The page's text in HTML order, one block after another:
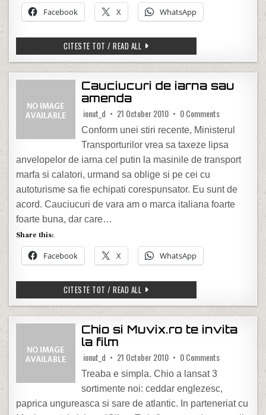
Facebook X WhatsApp
CITESTE TOT / READ ALL RECICLAREA “PE ROMANESTE”
Cauciucuri de iarna sau
amenda
ionut_d 21 October 2010 0 Commentson Cauciucuri
Conform unei stiri recente, Ministerul
Transporturilor vrea sa taxeze lipsa
anvelopelor de iarna cel putin la masinile de transport
marfa si calatori, urmand sa oblige si pe cei cu
autoturisme sa fie echipati corespunsator. Eu sunt de
acord. Cauciucuri de vara am o marca italiana foarte
foarte buna, dar care…
Share this:
Facebook X WhatsApp
CITESTE TOT / READ ALL CAUCIUCURI DE IARNA SAU AMENDA
Chio si Muvix.ro te invita
la film
ionut_d 21 October 2010 0 Commentson Chio si
Treaba e simpla. Chio a lansat 3
sortimente noi: ceddar englezesc,
paprica ungureasca si sare de atlantic. In parteneriat cu